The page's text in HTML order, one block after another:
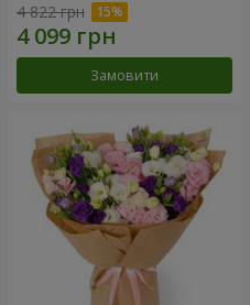
4 822 грн
Замовити